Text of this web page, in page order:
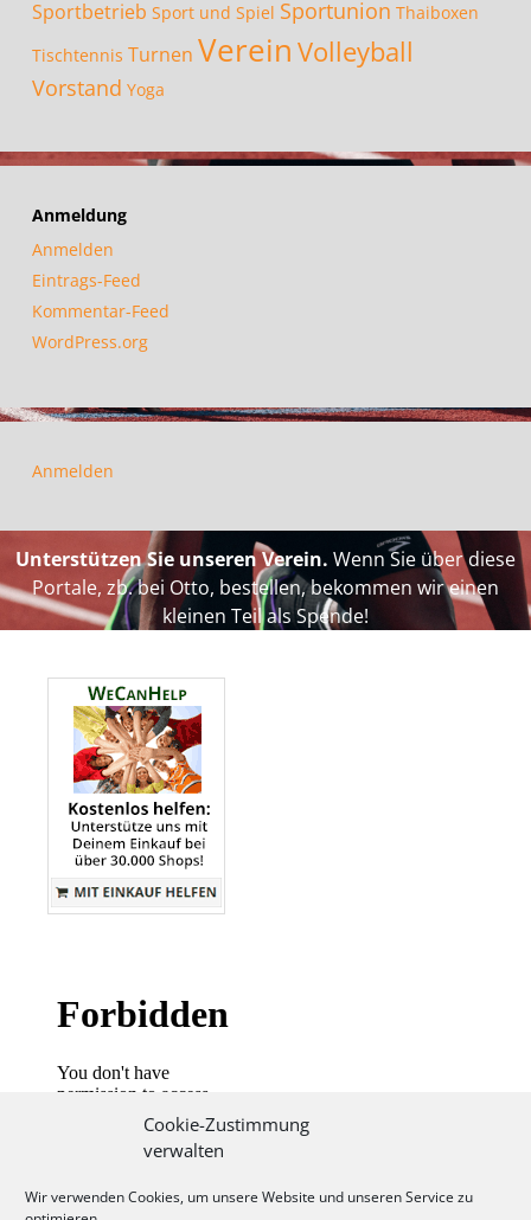
Cookie-Zustimmung
verwalten
Wir verwenden Cookies, um unsere Website und unseren Service zu
Sportbetrieb Sport und Spiel Sportunion Thaiboxen
Tischtennis Turnen Verein Volleyball
Vorstand Yoga
Anmeldung
Anmelden
Eintrags-Feed
Kommentar-Feed
WordPress.org
Anmelden
Unterstützen Sie unseren Verein. Wenn Sie über diese
Portale, zb. bei Otto, bestellen, bekommen wir einen
kleinen Teil als Spende!